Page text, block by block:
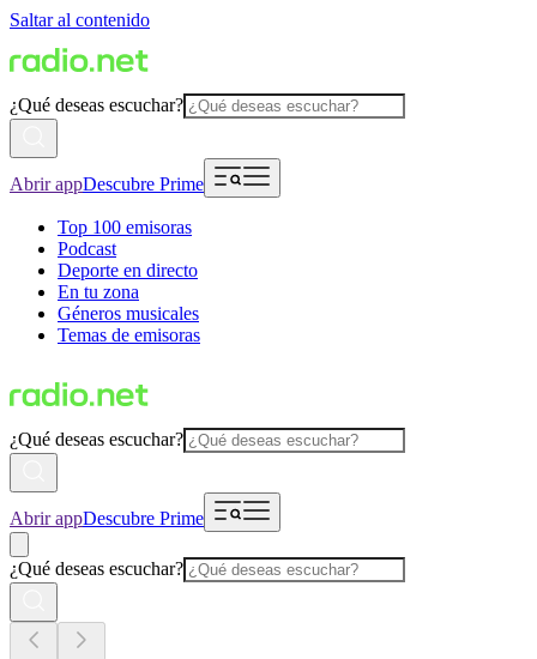
Saltar al contenido
¿Qué deseas escuchar?
Abrir appDescubre Prime
Top 100 emisoras
Podcast
Deporte en directo
En tu zona
Géneros musicales
Temas de emisoras
¿Qué deseas escuchar?
Abrir appDescubre Prime
¿Qué deseas escuchar?